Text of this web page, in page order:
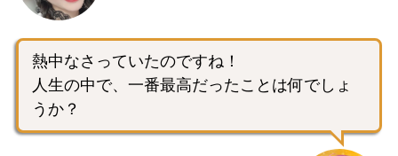
熱中なさっていたのですね！
人生の中で、一番最高だったことは何でしょ
うか？